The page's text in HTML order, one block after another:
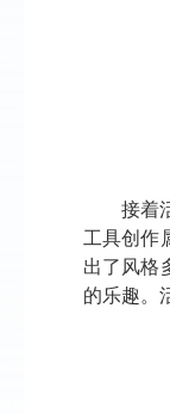
接着
工具创作
出了风格
的乐趣。